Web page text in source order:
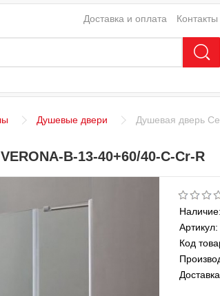
Доставка и оплата Контакты
Душевые двери Душевая дверь
B-13-40+60/40-C-Cr-R
Наличие:
Артикул:
Код